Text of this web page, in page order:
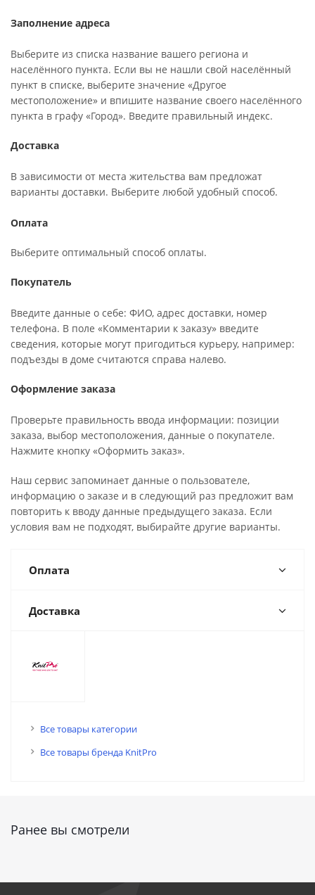
Заполнение адреса
Выберите из списка название вашего региона и
населённого пункта. Если вы не нашли свой населённый
пункт в списке, выберите значение «Другое
местоположение» и впишите название своего населённого
пункта в графу «Город». Введите правильный индекс.
Доставка
В зависимости от места жительства вам предложат
варианты доставки. Выберите любой удобный способ.
Оплата
Выберите оптимальный способ оплаты.
Покупатель
Введите данные о себе: ФИО, адрес доставки, номер
телефона. В поле «Комментарии к заказу» введите
сведения, которые могут пригодиться курьеру, например:
подъезды в доме считаются справа налево.
Оформление заказа
Проверьте правильность ввода информации: позиции
заказа, выбор местоположения, данные о покупателе.
Нажмите кнопку «Оформить заказ».
Наш сервис запоминает данные о пользователе,
информацию о заказе и в следующий раз предложит вам
повторить к вводу данные предыдущего заказа. Если
условия вам не подходят, выбирайте другие варианты.
Оплата
Доставка
Все товары категории
Все товары бренда KnitPro
Ранее вы смотрели